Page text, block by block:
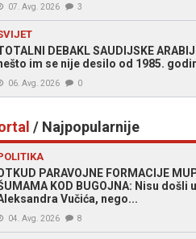
07. Avg. 2026 3
DEBAKL SAUDIJSKE
im se nije desilo od 1985.
06. Avg. 2026 0
/ Najpopularnije
PARAVOJNE FORMACIJE
KOD BUGOJNA: Nisu došli
Vučića, nego...
04. Avg. 2026 8